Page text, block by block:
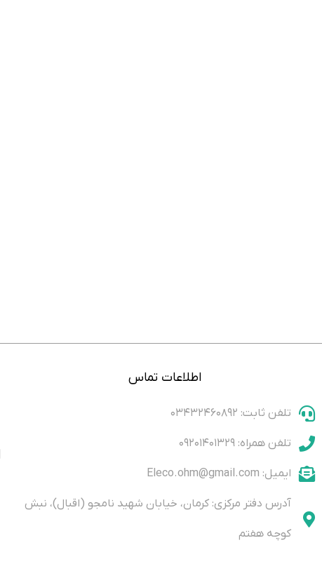
اطلاعات تماس
تلفن ثابت: ۰۳۴۳۲۴۶۰۸۹۲
تلفن همراه: ۰۹۲۰۱۴۰۱۳۲۹
ایمیل: Eleco.ohm@gmail.com
آدرس دفتر مرکزی: کرمان، خیابان شهید نامجو (اقبال)، نبش
کوچه هفتم